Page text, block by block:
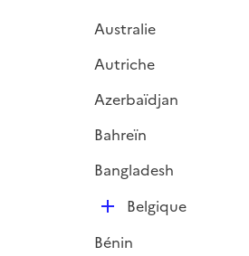
Australie
Autriche
Azerbaïdjan
Bahreïn
Bangladesh
D
p
Belgique
Bénin